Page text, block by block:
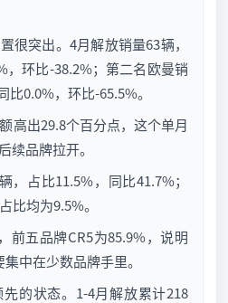
很突出。4月解放销量63辆，
，环比-38.2%；第二名欧曼销
0.0%，环比-65.5%。
高出29.8个百分点，这个单月
续品牌拉开。
，占比11.5%，同比41.7%；
比均为9.5%。
前五品牌CR5为85.9%，说明
中在少数品牌手里。
的状态。1-4月解放累计218